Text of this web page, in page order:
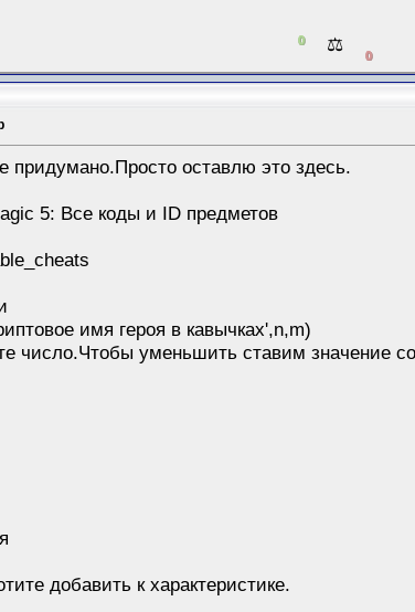
0 ⚖️ 0
придумано.Просто оставлю это здесь.
5: Все коды и ID предметов
имя героя в кавычках',n,m)
число.Чтобы уменьшить ставим значение
добавить к характеристике.